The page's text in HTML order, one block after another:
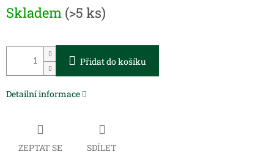
cena:
Skladem (>5 ks)
Přidat do košíku
Detailní informace
ZEPTAT SE SDÍLET